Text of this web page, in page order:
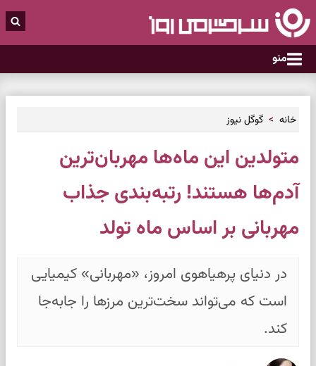
منو
خانه گوگل نیوز
متولدین این ماه‌ها مهربان‌ترین
آدم‌ها هستند! رتبه‌بندی جذاب
مهربانی بر اساس ماه تولد
در دنیای پرهیاهوی امروز، «مهربانی» کیمیایی
است که می‌تواند سخت‌ترین مرزها را جابه‌جا
کند.